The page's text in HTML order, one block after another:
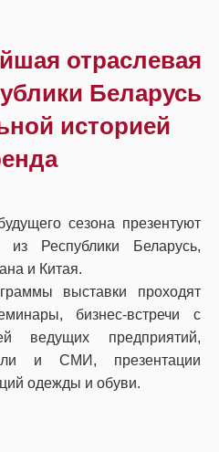
отраслевая
Беларусь
историей
сезона презентуют
Республики Беларусь,
и Китая.
выставки проходят
бизнес-встречи с
ведущих предприятий,
и СМИ, презентации
одежды и обуви.